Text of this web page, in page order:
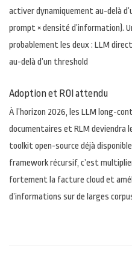
activer dynamiquement au-delà
prompt × densité d’information).
probablement les deux : LLM
au-delà d’un threshold
Adoption et ROI attendu
À l’horizon 2026, les LLM long-
documentaires et RLM deviendra
toolkit open-source déjà
framework récursif, c’est
fortement la facture cloud et
d’informations sur de larges